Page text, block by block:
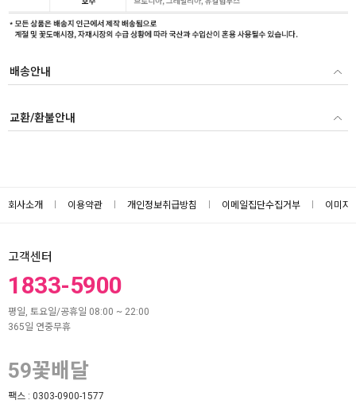
배송안내
교환/환불안내
회사소개 이용약관 개인정보취급방침 이메일집단수집거부 이미지
고객센터
1833-5900
평일, 토요일/공휴일 08:00 ~ 22:00
365일 연중무휴
59꽃배달
팩스 : 0303-0900-1577